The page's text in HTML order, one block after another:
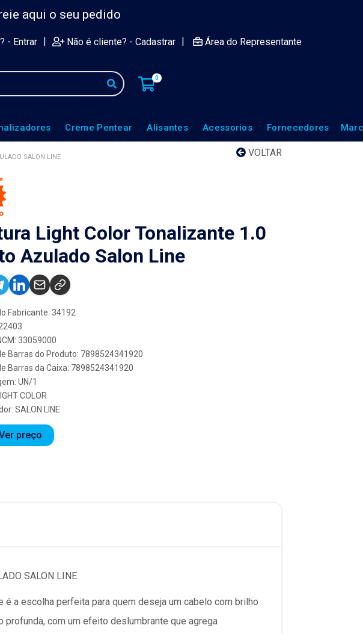
aqui o seu pedido
- Entrar | Não é cliente? - Cadastrar | Área do Representante
0
Creme Pentear Alisantes Acessorios Fornecedores
VOLTAR
SALON LINE
Light Color Tonalizante 1.0
Azulado Salon Line
Fabricante: 34192
33059000
Barras do Produto: 7898524341920
Barras da Caixa: 7898524341920
UN/1
LIGHT COLOR
SALON LINE
preço
SALON LINE
a escolha perfeita para quem deseja um cabelo com brilho
profunda, com um efeito deslumbrante que agrega